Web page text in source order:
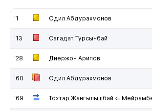
'1 Одил Абдурахмонов
'13 Сагадат Турсынбай
'28 Диержон Арипов
'60 Одил Абдурахмонов
'69 Тохтар Жангылышбай ⇐